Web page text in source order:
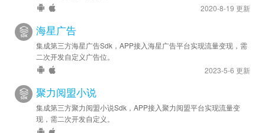
2025-01-07
安卓新增 - 已提供预加载接口 preload ，具体用法请参考
DEMO 示例文档。
苹果新增 - 已提供预加载接口 preload ，具体用法请参考
DEMO 示例文档。
2024-11-25
安卓优化 - SDK 升级至 v6.5.0.2
苹果优化 - SDK 升级至 v6.6.0.0
2020-8-19 更新
海星广告
集成第三方海星广告Sdk，APP接入海星广告平台实现流量变现，需
二次开发自定义广告位。
2023-5-6 更新
聚力阅盟小说
集成第三方聚力阅盟小说Sdk，APP接入聚力阅盟平台实现流量变
现，需二次开发自定义。